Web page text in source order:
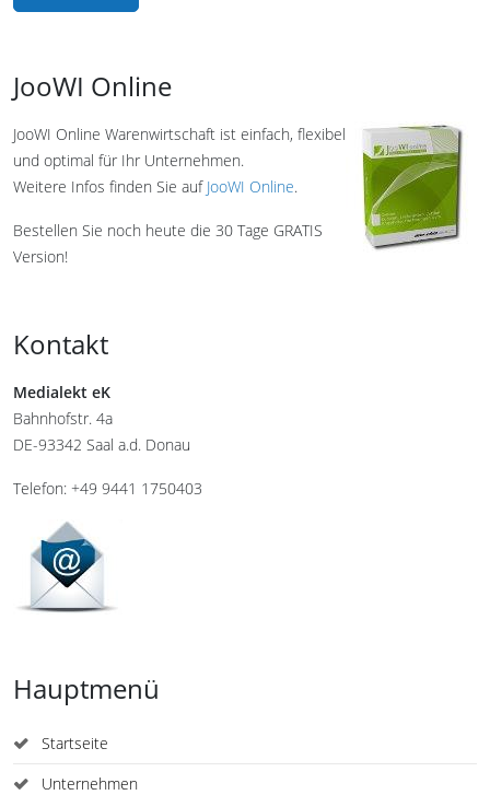
JooWI Online
JooWI Online Warenwirtschaft ist einfach, flexibel
und optimal für Ihr Unternehmen.
Weitere Infos finden Sie auf JooWI Online.
Bestellen Sie noch heute die 30 Tage GRATIS
Version!
Kontakt
Medialekt eK
Bahnhofstr. 4a
DE-93342 Saal a.d. Donau
Telefon: +49 9441 1750403
Hauptmenü
Startseite
Unternehmen